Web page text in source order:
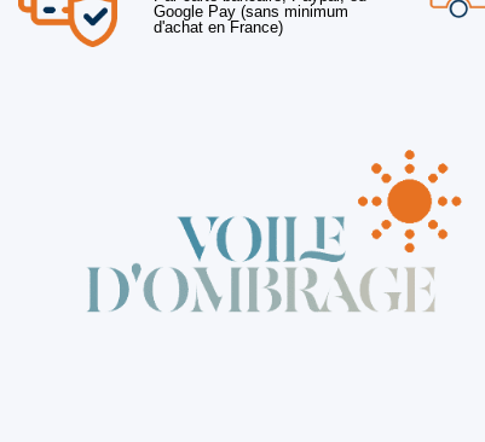
Google Pay (sans minimum
d'achat en France)